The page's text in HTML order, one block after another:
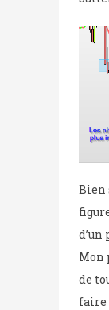
Bien
d’un
Mon
de
faire